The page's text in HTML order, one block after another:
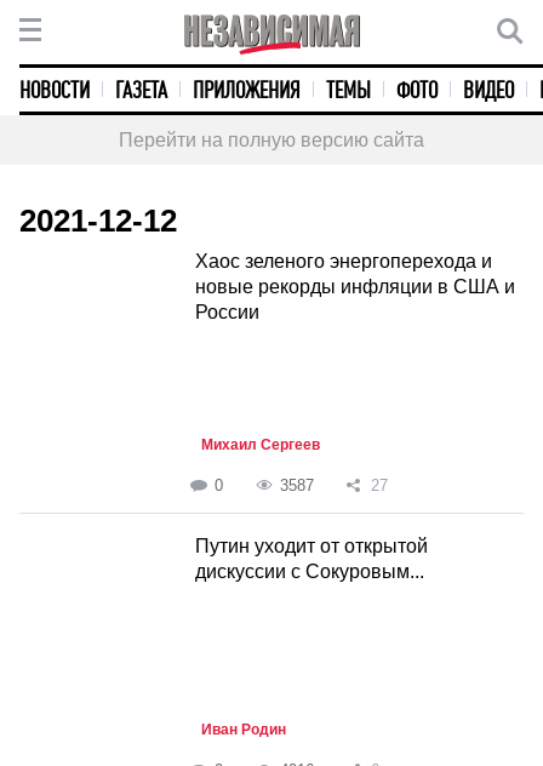
НОВОСТИ ГАЗЕТА ПРИЛОЖЕНИЯ ТЕМЫ ФОТО ВИДЕО
Перейти на полную версию сайта
2021-12-12
Хаос зеленого энергоперехода и
новые рекорды инфляции в США и
России
Михаил Сергеев
0 3587 27
Путин уходит от открытой
дискуссии с Сокуровым...
Иван Родин